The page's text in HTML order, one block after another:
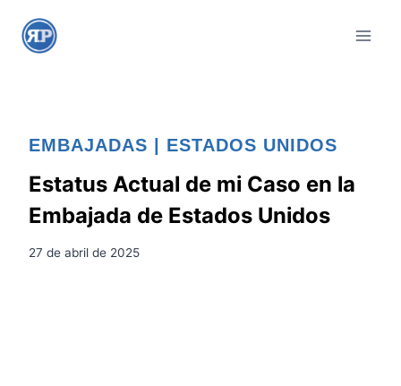
EMBAJADAS ESTADOS UNIDOS
Estatus Actual de mi Caso en la
Embajada de Estados Unidos
27 de abril de 2025